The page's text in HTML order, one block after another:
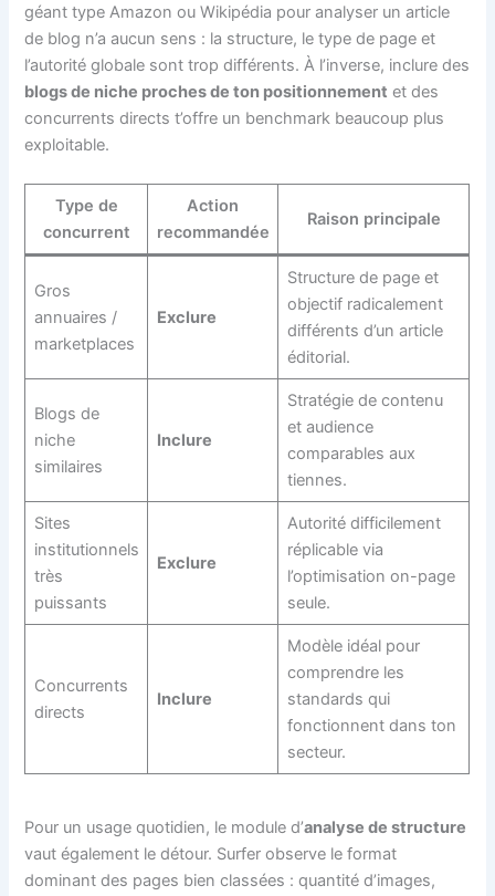
géant type Amazon ou Wikipédia pour analyser un article
de blog n’a aucun sens : la structure, le type de page et
l’autorité globale sont trop différents. À l’inverse, inclure des
blogs de niche proches de ton positionnement et des
concurrents directs t’offre un benchmark beaucoup plus
exploitable.
Type de
concurrent
Action
recommandée
Raison principale
Gros
annuaires /
marketplaces
Exclure
Structure de page et
objectif radicalement
différents d’un article
éditorial.
Blogs de
niche
similaires
Inclure
Stratégie de contenu
et audience
comparables aux
tiennes.
Sites
institutionnels
très
puissants
Exclure
Autorité difficilement
réplicable via
l’optimisation on-page
seule.
Concurrents
directs
Inclure
Modèle idéal pour
comprendre les
standards qui
fonctionnent dans ton
secteur.
Pour un usage quotidien, le module d’analyse de structure
vaut également le détour. Surfer observe le format
dominant des pages bien classées : quantité d’images,